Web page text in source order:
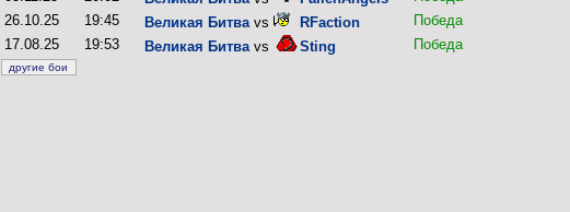
26.10.25
19:45 Великая Битва vs RFaction
Победа
17.08.25
19:53 Великая Битва vs Sting Победа